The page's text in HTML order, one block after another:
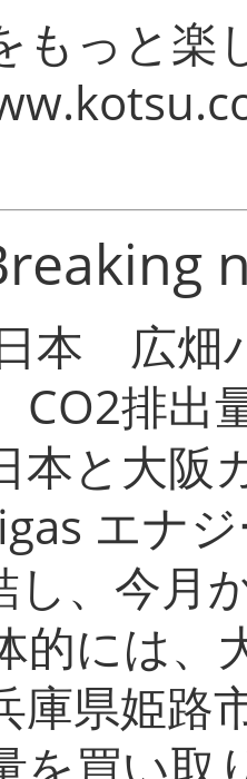
もっと楽
本 広畑
排出
と大阪
エナ
し、今月
的には、
庫県姫路